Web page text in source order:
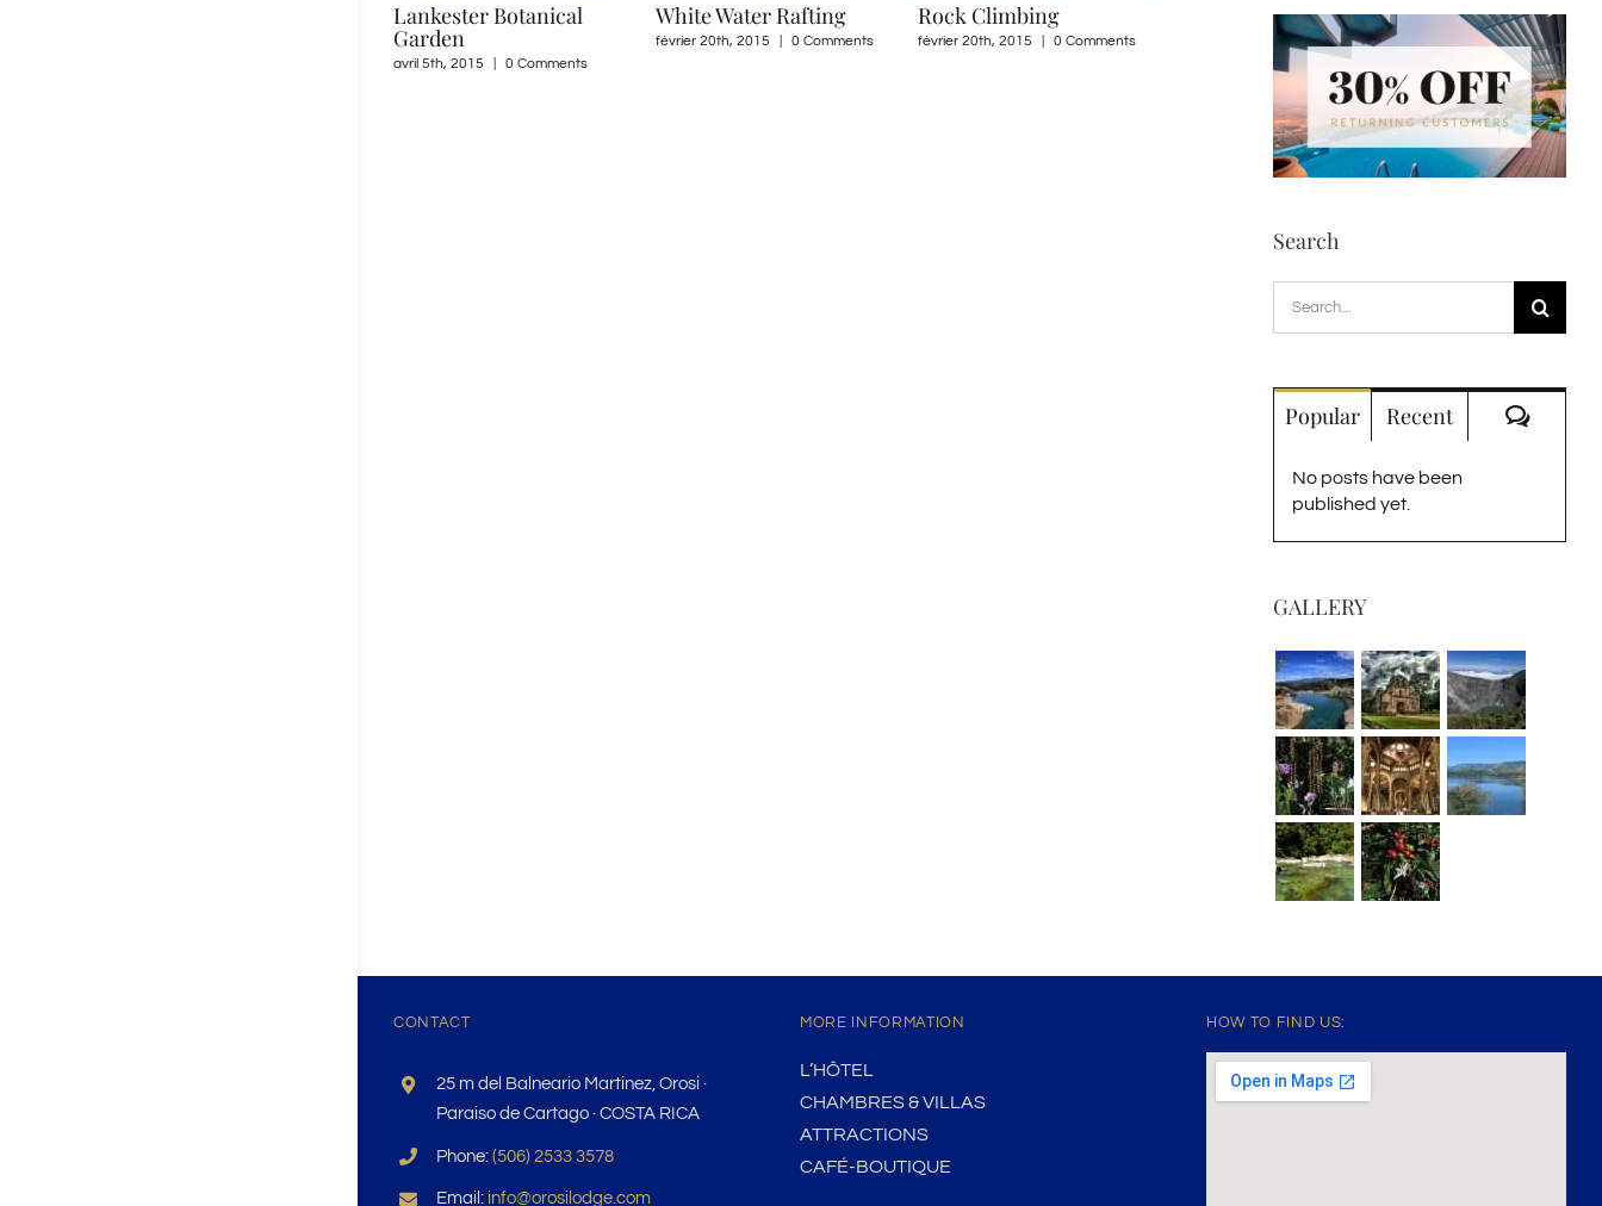
Lankester Botanical
Garden
avril 5th, 2015 0 Comments
White Water Rafting
février 20th, 2015 0 Comments
Rock Climbing
février 20th, 2015 0 Comments
Horseback Riding Tour
février 20th, 2015 | 0 Comments
Ruins of Ujarras
mai 21st, 2015 0
Search
Popular Recent
No posts have been
published yet.
GALLERY
CONTACT
25 m del Balneario Martinez, Orosi ·
Paraiso de Cartago · COSTA RICA
Phone: (506) 2533 3578
Email: info@orosilodge.com
MORE INFORMATION
L’HÔTEL
CHAMBRES & VILLAS
ATTRACTIONS
CAFÉ-BOUTIQUE
HOW TO FIND US: